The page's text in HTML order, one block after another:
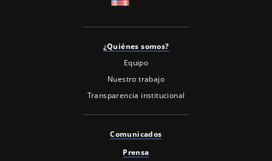
¿Quiénes somos?
Equipo
Nuestro trabajo
Transparencia institucional
Comunicados
Prensa